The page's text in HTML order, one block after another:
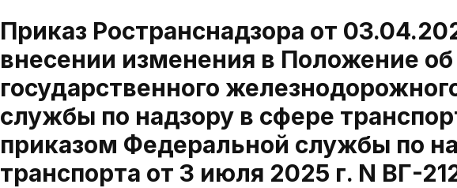
Приказ Ространснадзора от
внесении изменения в Положение
государственного
службы по надзору в сфере
приказом Федеральной службы по
транспорта от 3 июля 2025 г. N ВГ-